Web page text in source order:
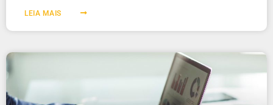
LEIA MAIS